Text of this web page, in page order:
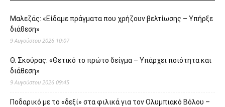
Μαλεζάς: «Είδαμε πράγματα που χρήζουν βελτίωσης – Υπήρξε
διάθεση»
9 Αυγούστου 2026 10:07
Θ. Σκούρας: «Θετικό το πρώτο δείγμα – Υπάρχει ποιότητα και
διάθεση»
9 Αυγούστου 2026 09:45
Ποδαρικό με το «δεξί» στα φιλικά για τον Ολυμπιακό Βόλου –